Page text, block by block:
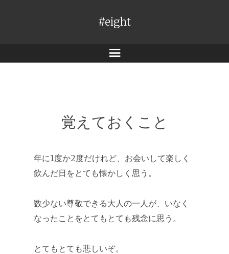
#eight
メ
覚えておくこと
年に1度か2度だけれど、お会いして楽しく
飲んだ日をとても懐かしく思う。
数少ない尊敬できる大人の一人が、いなく
なったことをとてもとても残念に思う。
とてもとても悲しいぞ。